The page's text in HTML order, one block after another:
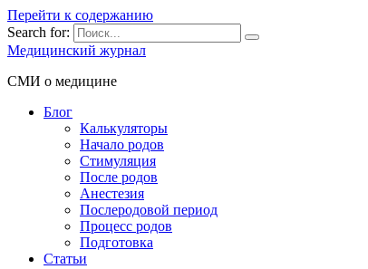
Перейти к содержанию
Search for:
Медицинский журнал
СМИ о медицине
Блог
Калькуляторы
Начало родов
Стимуляция
После родов
Анестезия
Послеродовой период
Процесс родов
Подготовка
Статьи